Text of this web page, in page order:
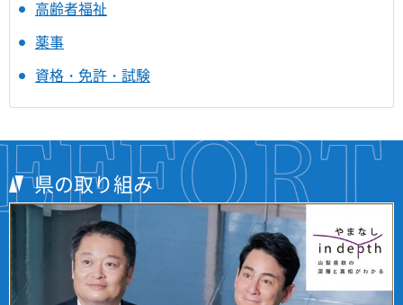
高齢者福祉
薬事
資格・免許・試験
県の取り組み